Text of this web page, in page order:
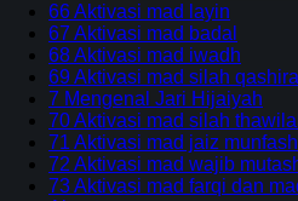
66 Aktivasi mad layin
67 Aktivasi mad badal
68 Aktivasi mad iwadh
69 Aktivasi mad silah
7 Mengenal Jari Hijaiyah
70 Aktivasi mad silah
71 Aktivasi mad jaiz
72 Aktivasi mad wajib
73 Aktivasi mad farqi dan